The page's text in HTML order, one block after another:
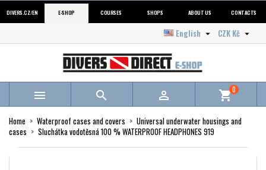
DIVERS.CZ/EN E-SHOP COURSES SHOPS ABOUT US CONTACTS
CZK Kč 
English 
   shopping_cart0
Home Waterproof cases and covers
Universal underwater housings and
cases
Sluchátka vodotěsná 100 % WATERPROOF HEADPHONES 919